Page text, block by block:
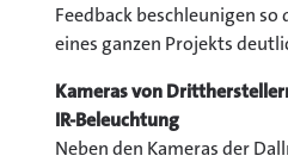
Feedback beschleunigen so
eines ganzen Projekts
Kameras von
IR-Beleuchtung
Neben den Kameras der